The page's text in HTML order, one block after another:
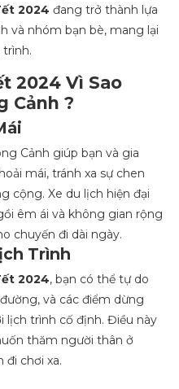
2024 đang trở thành lựa
và nhóm bạn bè, mang lại
trình.
2024 Vì Sao
Cảnh ?
Cảnh giúp bạn và gia
mái, tránh xa sự chen
cộng. Xe du lịch hiện đại
êm ái và không gian rộng
chuyến đi dài ngày.
Trình
2024, bạn có thể tự do
và các điểm dừng
lịch trình cố định. Điều này
thăm người thân ở
đi chơi xa.